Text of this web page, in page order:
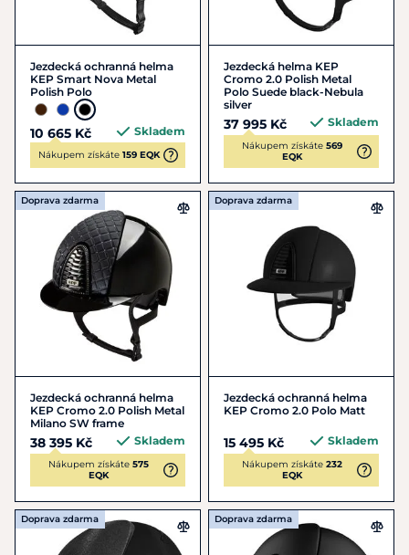
Jezdecká ochranná helma
KEP Smart Nova Metal
Polish Polo
10 665 Kč Skladem
Nákupem získáte 159 EQK
Jezdecká helma KEP
Cromo 2.0 Polish Metal
Polo Suede black-Nebula
silver
37 995 Kč Skladem
Nákupem získáte 569
EQK
Doprava zdarma
Jezdecká ochranná helma
KEP Cromo 2.0 Polish Metal
Milano SW frame
38 395 Kč Skladem
Nákupem získáte 575
EQK
Doprava zdarma
Jezdecká ochranná helma
KEP Cromo 2.0 Polo Matt
15 495 Kč Skladem
Nákupem získáte 232
EQK
Doprava zdarma Doprava zdarma